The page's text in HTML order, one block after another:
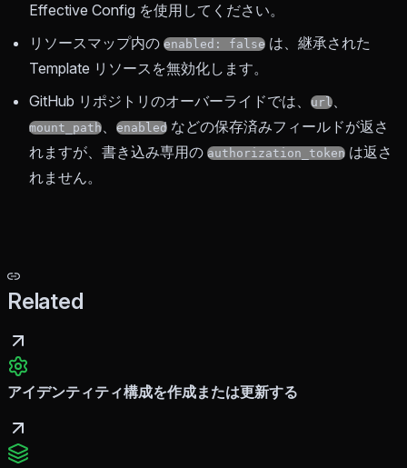
Effective Config を使用してください。
リソースマップ内の enabled: false は、継承された
Template リソースを無効化します。
GitHub リポジトリのオーバーライドでは、
url、
mount_path、 enabled などの保存済みフィールドが返さ
れますが、書き込み専用の authorization_token は返さ
れません。
Related
アイデンティティ構成を作成または更新する